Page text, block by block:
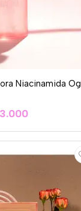
Niacinamida Og